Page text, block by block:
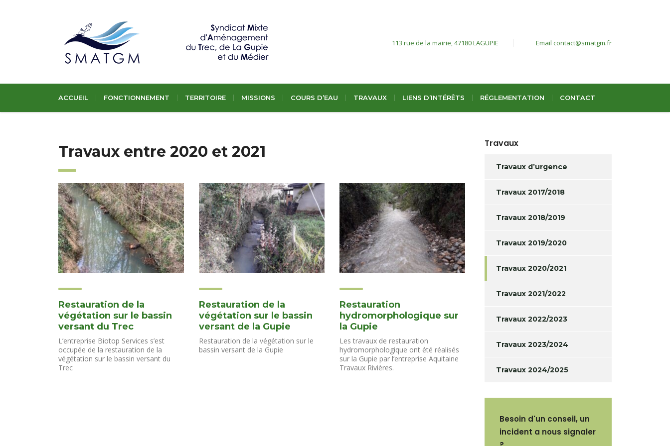
113 rue de la mairie, 47180 LAGUPIE Email contact@smatgm.fr
ACCUEIL FONCTIONNEMENT TERRITOIRE MISSIONS COURS D’EAU TRAVAUX LIENS D’INTÉRÊTS RÉGLEMENTATION CONTACT
Travaux entre 2020 et 2021
Restauration de la
végétation sur le bassin
versant du Trec
L’entreprise Biotop Services s’est
occupée de la restauration de la
végétation sur le bassin versant du
Trec
Restauration de la
végétation sur le bassin
versant de la Gupie
Restauration de la végétation sur le
bassin versant de la Gupie
Restauration
hydromorphologique sur
la Gupie
Les travaux de restauration
hydromorphologique ont été réalisés
sur la Gupie par l’entreprise Aquitaine
Travaux Rivières.
Travaux
Travaux d’urgence
Travaux 2017/2018
Travaux 2018/2019
Travaux 2019/2020
Travaux 2020/2021
Travaux 2021/2022
Travaux 2022/2023
Travaux 2023/2024
Travaux 2024/2025
Besoin d'un conseil, un
incident a nous signaler